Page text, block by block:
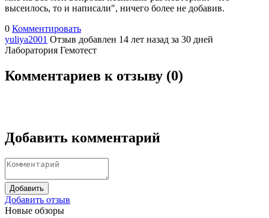
высеилось, то и написали", ничего более не добавив.
0 Комментировать
yuliya2001 Отзыв добавлен 14 лет назад за 30 дней
Лаборатория Гемотест
Комментариев к отзыву (0)
Добавить комментарий
Добавить
Добавить отзыв
Новые обзоры